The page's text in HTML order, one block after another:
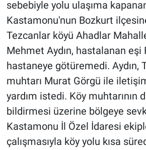
sebebiyle yolu ulaşıma
Kastamonu'nun Bozkurt
Tezcanlar köyü Ahadlar
Mehmet Aydın, hastalanan eşi
hastaneye götüremedi. Aydın,
muhtarı Murat Görgü ile
yardım istedi. Köy muhtarının
bildirmesi üzerine bölgeye
Kastamonu İl Özel İdaresi
çalışmasıyla köy yolu kısa